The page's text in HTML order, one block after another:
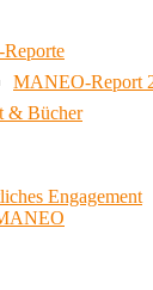
MANEO-Report
& Bücher
Engagement